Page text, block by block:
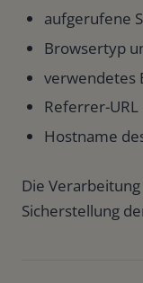
aufgerufene
Browsertyp
verwendetes
Referrer-URL
Hostname
Die
Sicherstellung